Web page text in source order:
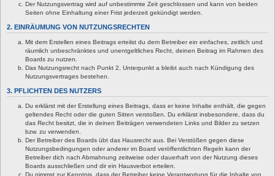
Der Nutzungsvertrag wird auf unbestimmte Zeit geschlossen und kann von beiden
Seiten ohne Einhaltung einer Frist jederzeit gekündigt werden.
2. EINRÄUMUNG VON NUTZUNGSRECHTEN
Mit dem Erstellen eines Beitrags erteilst du dem Betreiber ein einfaches, zeitlich und
räumlich unbeschränktes und unentgeltliches Recht, deinen Beitrag im Rahmen des
Boards zu nutzen.
Das Nutzungsrecht nach Punkt 2, Unterpunkt a bleibt auch nach Kündigung des
Nutzungsvertrages bestehen.
3. PFLICHTEN DES NUTZERS
Du erklärst mit der Erstellung eines Beitrags, dass er keine Inhalte enthält, die gegen
geltendes Recht oder die guten Sitten verstoßen. Du erklärst insbesondere, dass du
das Recht besitzt, die in deinen Beiträgen verwendeten Links und Bilder zu setzen
bzw. zu verwenden.
Der Betreiber des Boards übt das Hausrecht aus. Bei Verstößen gegen diese
Nutzungsbedingungen oder anderer im Board veröffentlichten Regeln kann der
Betreiber dich nach Abmahnung zeitweise oder dauerhaft von der Nutzung dieses
Boards ausschließen und dir ein Hausverbot erteilen.
Du nimmst zur Kenntnis, dass der Betreiber keine Verantwortung für die Inhalte von